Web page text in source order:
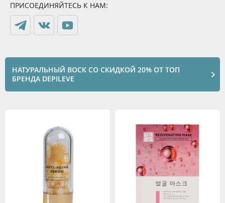
ПРИСОЕДИНЯЙТЕСЬ К НАМ:
НАТУРАЛЬНЫЙ ВОСК СО СКИДКОЙ 20% ОТ ТОП
БРЕНДА DEPILEVE